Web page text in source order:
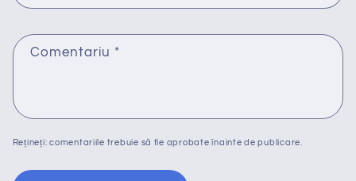
Comentariu *
Rețineți: comentariile trebuie să fie aprobate înainte de publicare.